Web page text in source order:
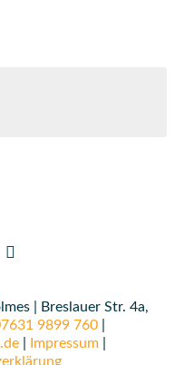
| Breslauer Str. 4a,
9899 760|
Impressum